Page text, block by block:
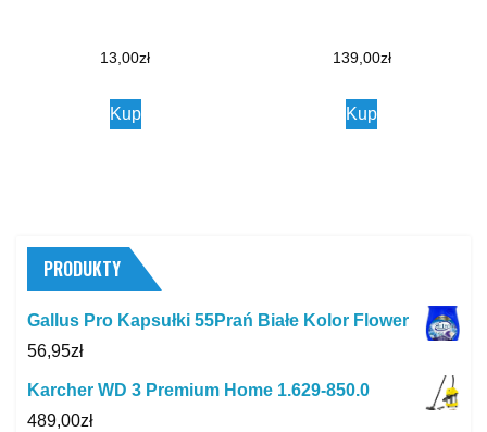
13,00zł
Kup
139,00zł
Kup
PRODUKTY
Gallus Pro Kapsułki 55Prań Białe Kolor Flower
56,95zł
Karcher WD 3 Premium Home 1.629-850.0
489,00zł